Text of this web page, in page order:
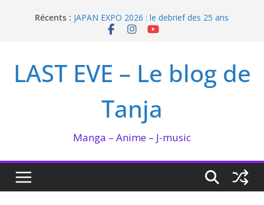
Récents : JAPAN EXPO 2026 : le debrief des 25 ans
Bilan lecture et visionnage de juillet 2026
Enomoto n’est pas un ange
LAST EVE – Le blog de
Tanja
Manga – Anime – J-music